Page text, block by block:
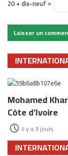
20 + dix-neuf =
Mohamed
Côte d’Ivoire
il y a 3 jours